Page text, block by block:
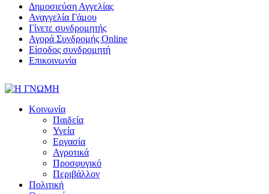
Δημοσιεύση Αγγελίας
Αναγγελία Γάμου
Γίνετε συνδρομητής
Αγορά Συνδρομής Online
Είσοδος συνδρομητή
Επικοινωνία
Κοινωνία
Παιδεία
Υγεία
Εργασία
Αγροτικά
Προσφυγικό
Περιβάλλον
Πολιτική